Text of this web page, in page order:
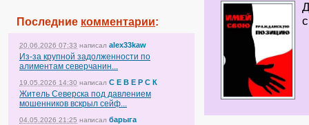
Последние комментарии:
20.06.2026 07:33 написал alex33kaw
Из-за крупной задолженности по
алиментам северчанин...
19.05.2026 14:30 написал С Е В Е Р С К
Житель Северска под давлением
мошенников вскрыл сейф...
04.05.2026 21:25 написал барыга